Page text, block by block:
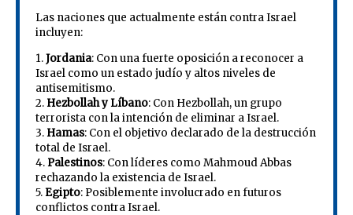
Las naciones que actualmente están contra Israel
incluyen:
1.Jordania: Con una fuerte oposición a reconocer a
Israel como un estado judío y altos niveles de
antisemitismo.
2. Hezbollah y Líbano: Con Hezbollah, un grupo
terrorista con la intención de eliminar a Israel.
3. Hamas: Con el objetivo declarado de la destrucción
total de Israel.
4.Palestinos: Con líderes como Mahmoud Abbas
rechazando la existencia de Israel.
5.Egipto: Posiblemente involucrado en futuros
conflictos contra Israel.